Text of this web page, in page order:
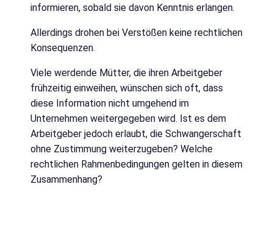
informieren, sobald sie davon Kenntnis erlangen.
Allerdings drohen bei Verstößen keine rechtlichen
Konsequenzen.
Viele werdende Mütter, die ihren Arbeitgeber
frühzeitig einweihen, wünschen sich oft, dass
diese Information nicht umgehend im
Unternehmen weitergegeben wird. Ist es dem
Arbeitgeber jedoch erlaubt, die Schwangerschaft
ohne Zustimmung weiterzugeben? Welche
rechtlichen Rahmenbedingungen gelten in diesem
Zusammenhang?